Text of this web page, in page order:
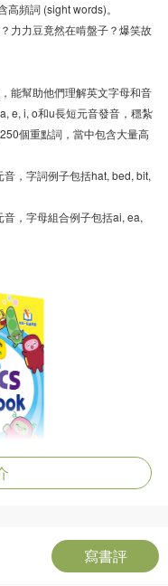
頻詞 (sight words)。
力力豆竟然在啃盤子？爆笑故
能幫助他們理解英文字母和音
e, i, o和u長短元音發音，穩紮
個重點詞，當中包含大量高
，字詞例子包括hat, bed, bit,
，字母組合例子包括ai, ea,
寫書評